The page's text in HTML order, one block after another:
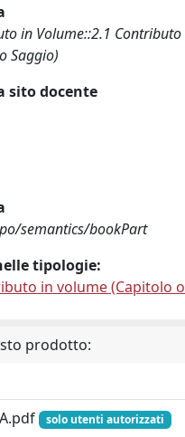
in Volume::2.1
Saggio)
sito docente
semantics/bookPart
tipologie:
in volume (Capitolo
prodotto:
solo utenti autorizzati